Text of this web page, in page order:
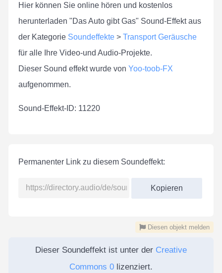
Hier können Sie online hören und kostenlos
herunterladen "Das Auto gibt Gas" Sound-Effekt aus
der Kategorie Soundeffekte > Transport Geräusche
für alle Ihre Video-und Audio-Projekte.
Dieser Sound effekt wurde von Yoo-toob-FX
aufgenommen.
Sound-Effekt-ID: 11220
Permanenter Link zu diesem Soundeffekt:
Kopieren
Diesen objekt melden
Dieser Soundeffekt ist unter der Creative
Commons 0 lizenziert.